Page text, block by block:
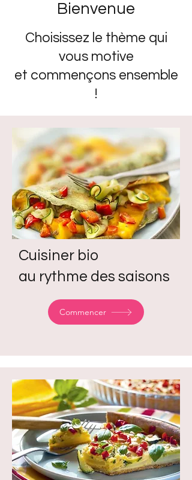
Bienvenue
Choisissez le thème qui
vous motive
et commençons ensemble
!
Cuisiner bio
au rythme des saisons
Commencer